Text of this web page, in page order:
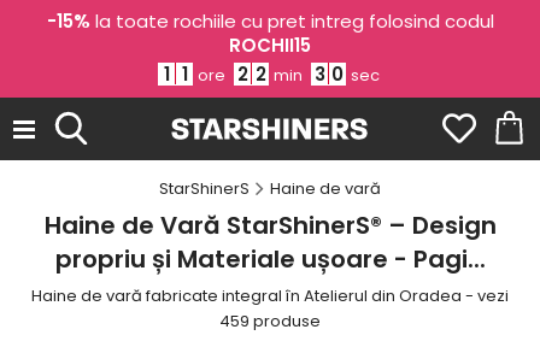
-15% la toate rochiile cu pret intreg folosind codul
ROCHII15
1 1 ore 2 2 min 2 8 sec
StarShinerS Haine de vară
Haine de Vară StarShinerS® – Design
propriu și Materiale ușoare - Pagi...
Haine de vară fabricate integral în Atelierul din Oradea - vezi
459 produse